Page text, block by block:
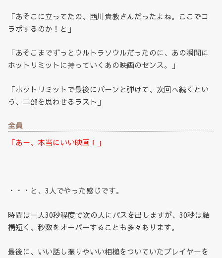
「あそこに立ってたの、西川貴教さんだったよね。ここでコ
ラボするのか！と」
「あそこまでずっとウルトラソウルだったのに、あの瞬間に
ホットリミットに持っていくあの映画のセンス。」
「ホットリミットで最後にパーンと弾けて、次回へ続くとい
う、二部を思わせるラスト」
全員
「あー、本当にいい映画！」
・・・と、3人でやった感じです。
時間は一人30秒程度で次の人にパスを出しますが、30秒は結
構短く、秒数をオーバーすることも多々あります。
最後に、いい話し振りやいい相槌をついていたプレイヤーを